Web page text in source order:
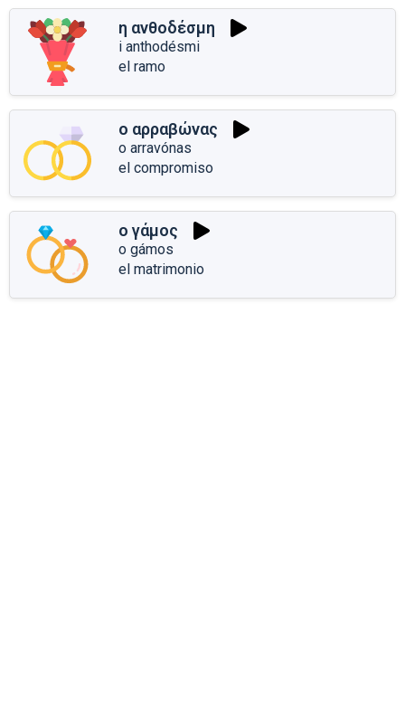
η ανθοδέσμη
i anthodésmi
el ramo
ο αρραβώνας
o arravónas
el compromiso
ο γάμος
o gámos
el matrimonio